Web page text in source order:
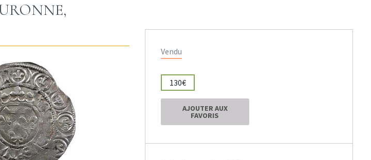
Vendu
130€
AJOUTER AUX
FAVORIS